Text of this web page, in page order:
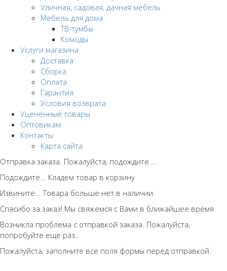
Уличная, садовая, дачная мебель
Мебель для дома
ТВ-тумбы
Комоды
Услуги магазина
Доставка
Сборка
Оплата
Гарантия
Условия возврата
Уцененные товары
Оптовикам
Контакты
Карта сайта
Отправка заказа. Пожалуйста, подождите ...
Подождите... Кладем товар в корзину
Извините... Товара больше нет в наличии.
Спасибо за заказ! Мы свяжемся с Вами в ближайшее время
Возникла проблема с отправкой заказа. Пожалуйста,
попробуйте еще раз..
Пожалуйста, заполните все поля формы перед отправкой.